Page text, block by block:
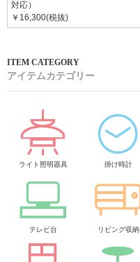
対応）
￥16,300(税抜)
アイテムカテゴリー
ライト照明器具 掛け時計
テレビ台 リビング収納